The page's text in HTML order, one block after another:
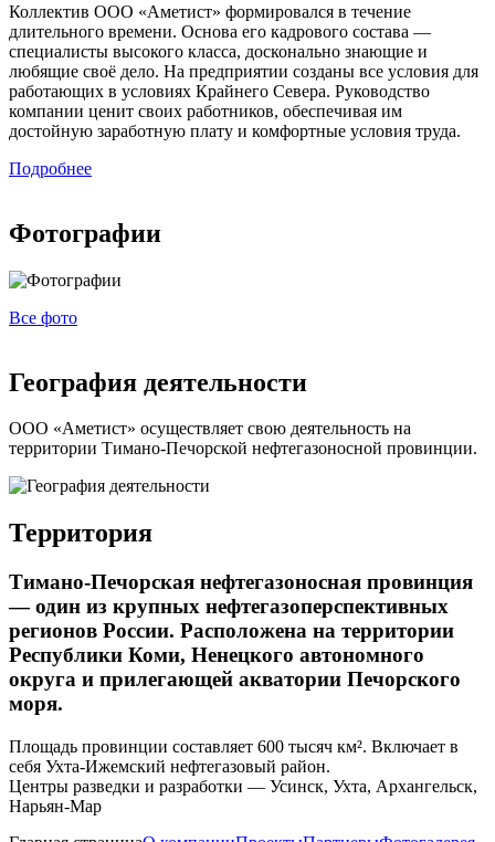
Коллектив ООО «Аметист» формировался в течение
длительного времени. Основа его кадрового состава —
специалисты высокого класса, досконально знающие и
любящие своё дело. На предприятии созданы все условия для
работающих в условиях Крайнего Севера. Руководство
компании ценит своих работников, обеспечивая им
достойную заработную плату и комфортные условия труда.
Подробнее
Фотографии
Все фото
География деятельности
ООО «Аметист» осуществляет свою деятельность на
территории Тимано-Печорской нефтегазоносной провинции.
Территория
Тимано-Печорская нефтегазоносная провинция
— один из крупных нефтегазоперспективных
регионов России. Расположена на территории
Республики Коми, Ненецкого автономного
округа и прилегающей акватории Печорского
моря.
Площадь провинции составляет 600 тысяч км². Включает в
себя Ухта-Ижемский нефтегазовый район.
Центры разведки и разработки — Усинск, Ухта, Архангельск,
Нарьян-Мар